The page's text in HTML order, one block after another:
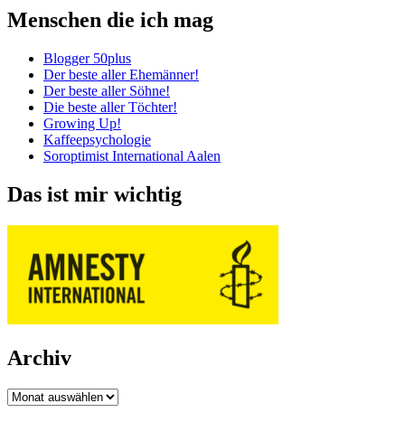
Menschen die ich mag
Blogger 50plus
Der beste aller Ehemänner!
Der beste aller Söhne!
Die beste aller Töchter!
Growing Up!
Kaffeepsychologie
Soroptimist International Aalen
Das ist mir wichtig
Archiv
Archiv